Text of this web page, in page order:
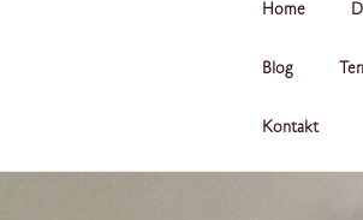
Home
Blog
Kontakt